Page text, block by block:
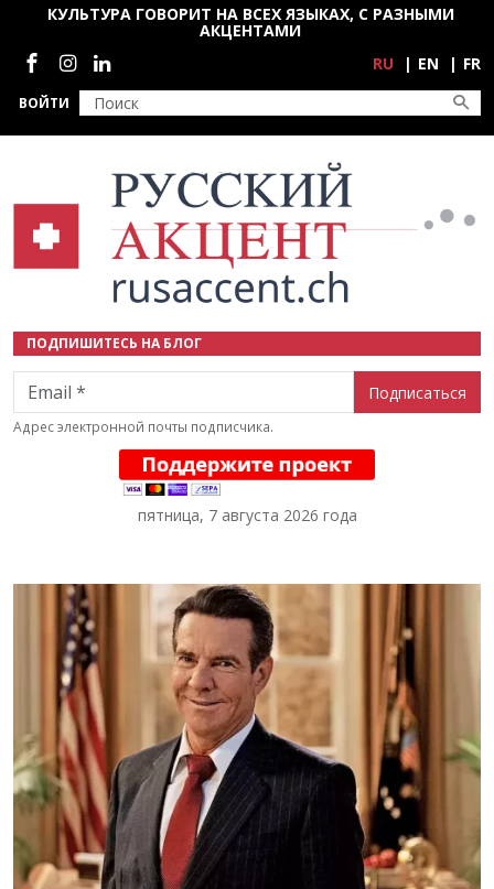
Перейти к основному содержанию
ВОЙТИ
КУЛЬТУРА ГОВОРИТ НА ВСЕХ ЯЗЫКАХ, С РАЗНЫМИ
АКЦЕНТАМИ
Социальные сети
RU EN FR
ПОДПИШИТЕСЬ НА БЛОГ
Email
Адрес электронной почты подписчика.
пятница, 7 августа 2026 года